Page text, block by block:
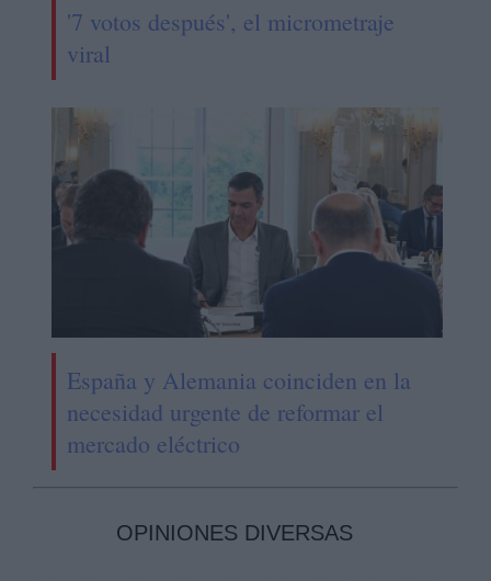
'7 votos después', el micrometraje
viral
España y Alemania coinciden en la
necesidad urgente de reformar el
mercado eléctrico
OPINIONES DIVERSAS